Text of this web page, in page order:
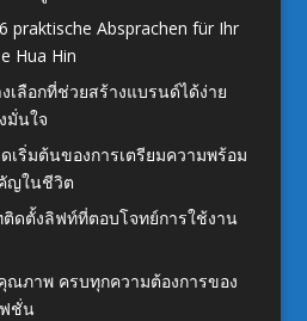
praktische Absprachen für Ihr
Hua Hin
เลือกที่ช่วยสร้างแบรนด์ได้ง่าย
มั่นใจ
เริ่มต้นของการเตรียมความพร้อม
ญในชีวิต
ดตั้งลิฟท์ที่ตอบโจทย์การใช้งาน
ณภาพ ครบทุกความต้องการของ
ชั่น